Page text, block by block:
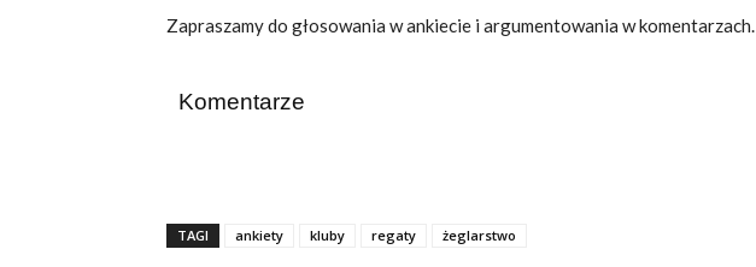
Zapraszamy do głosowania w ankiecie i argumentowania w komentarzach.
Komentarze
TAGI ankiety kluby regaty żeglarstwo